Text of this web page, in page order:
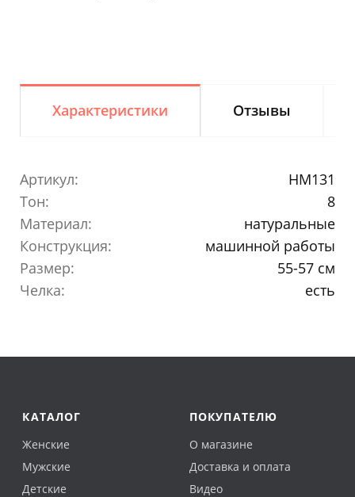
Характеристики Отзывы
Артикул:
HM131
Тон:
8
Материал:
натуральные
Конструкция:
машинной работы
Размер:
55-57 см
Челка:
есть
КАТАЛОГ
Женские
Мужские
Детские
ПОКУПАТЕЛЮ
О магазине
Доставка и оплата
Видео